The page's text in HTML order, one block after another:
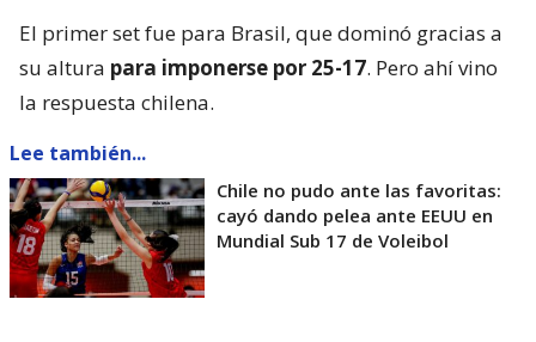
El primer set fue para Brasil, que dominó gracias a
su altura para imponerse por 25-17. Pero ahí vino
la respuesta chilena.
Lee también...
Chile no pudo ante las favoritas:
cayó dando pelea ante EEUU en
Mundial Sub 17 de Voleibol